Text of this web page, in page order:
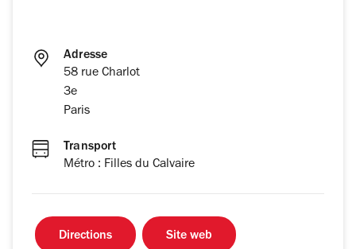
Adresse
58 rue Charlot
3e
Paris
Transport
Métro : Filles du Calvaire
Directions Site web